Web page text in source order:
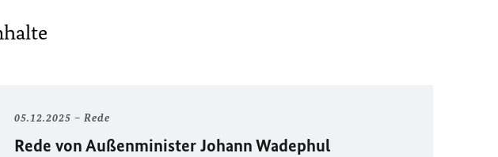
05.12.2025 Rede
Rede von Außenminister Johann Wadephul